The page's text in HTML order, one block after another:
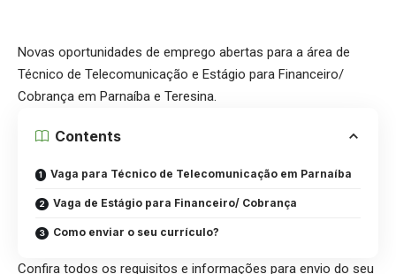
Novas oportunidades de emprego abertas para a área de
Técnico de Telecomunicação e Estágio para Financeiro/
Cobrança em Parnaíba e Teresina.
Contents
Vaga para Técnico de Telecomunicação em Parnaíba
Vaga de Estágio para Financeiro/ Cobrança
Como enviar o seu currículo?
Confira todos os requisitos e informações para envio do seu